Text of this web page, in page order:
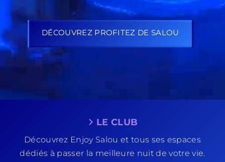
DÉCOUVREZ PROFITEZ DE SALOU
LE CLUB
Découvrez Enjoy Salou et tous ses espaces
dédiés à passer la meilleure nuit de votre vie.